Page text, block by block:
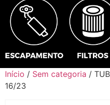
Início / Sem categoria /
16/23